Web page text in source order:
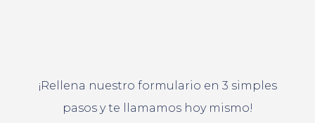
¡Rellena nuestro formulario en 3 simples
pasos y te llamamos hoy mismo!